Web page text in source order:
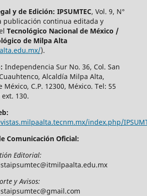
y de Edición: IPSUMTEC, Vol. 9, N°
publicación continua editada y
Tecnológico Nacional de México /
de Milpa Alta
).
Independencia Sur No. 36, Col. San
Alcaldía Milpa Alta,
México, C.P. 12300, México. Tel: 55
ext. 130.
index.php/
Comunicación Oficial:
Editorial:
y Avisos: